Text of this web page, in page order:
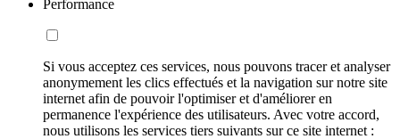
Performance
Si vous acceptez ces services, nous pouvons tracer et analyser
anonymement les clics effectués et la navigation sur notre site
internet afin de pouvoir l'optimiser et d'améliorer en
permanence l'expérience des utilisateurs. Avec votre accord,
nous utilisons les services tiers suivants sur ce site internet :